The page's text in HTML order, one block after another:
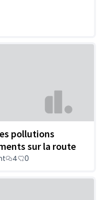
pollutions
sur la route
4 0